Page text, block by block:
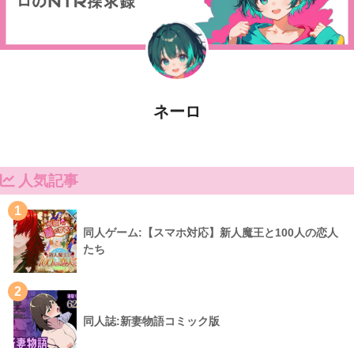
ネーロ
人気記事
1
同人ゲーム:【スマホ対応】新人魔王と100人の恋人
たち
2
同人誌:新妻物語コミック版